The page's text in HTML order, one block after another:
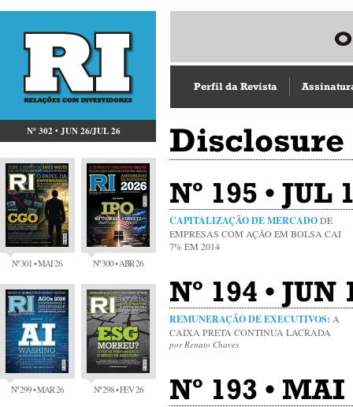
Nº 302 • JUN 26/JUL 26
Nº 301 • MAI 26 Nº 300 • ABR 26
Nº 299 • MAR 26 Nº 298 • FEV 26
Perfil da Revista
Disclosure
Nº 195 •
CAPITALIZAÇÃO DE MERCADODE
EMPRESAS COM AÇÃO EM BOLSA CAI
7% EM 2014
Nº 194 •
REMUNERAÇÃO DE EXECUTIVOS: A
CAIXA PRETA CONTINUA LACRADA
por Renato Chaves
Nº 193 •